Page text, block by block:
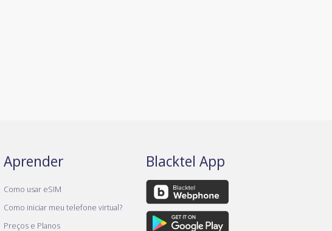
Aprender
Como usar eSIM
Como iniciar meu telefone virtual?
Preços e Planos
Blacktel App